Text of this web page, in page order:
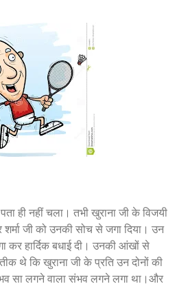
ही नहीं चला। तभी खुराना जी के विजयी
शर्मा जी को उनकी सोच से जगा दिया। उन
कर हार्दिक बधाई दी। उनकी आंखों से
थे कि खुराना जी के प्रति उन दोनों की
सा लगने वाला संभव लगने लगा था।और